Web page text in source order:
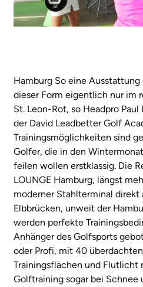
Hamburg So eine
dieser Form eigentlich nur im
St. Leon-Rot, so Headpro
der David Leadbetter Golf
Trainingsmöglichkeiten sind
Golfer, die in den
feilen wollen erstklassig. Die
LOUNGE Hamburg, längst
moderner Stahlterminal direkt
Elbbrücken, unweit der
werden perfekte
Anhänger des Golfsports
oder Profi, mit 40
Trainingsflächen und Flutlicht
Golftraining sogar bei Schnee